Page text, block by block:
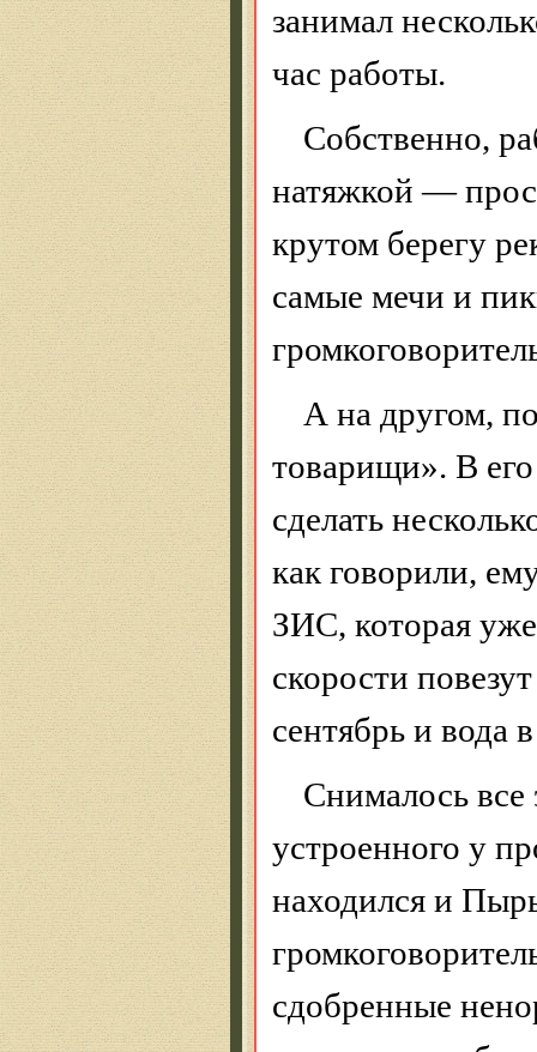
занимал
час работы.
Собственно,
натяжкой —
крутом берегу
самые мечи и
А на другом,
товарищи». В
сделать
как говорили,
ЗИС, которая
скорости
сентябрь и вода
Снималось все
устроенного у
находился и
сдобренные